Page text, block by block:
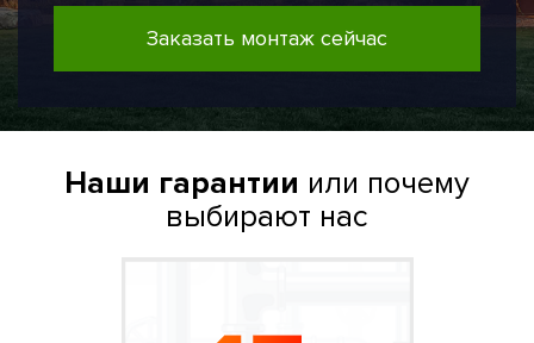
Заказать монтаж сейчас
Наши гарантии или почему
выбирают нас